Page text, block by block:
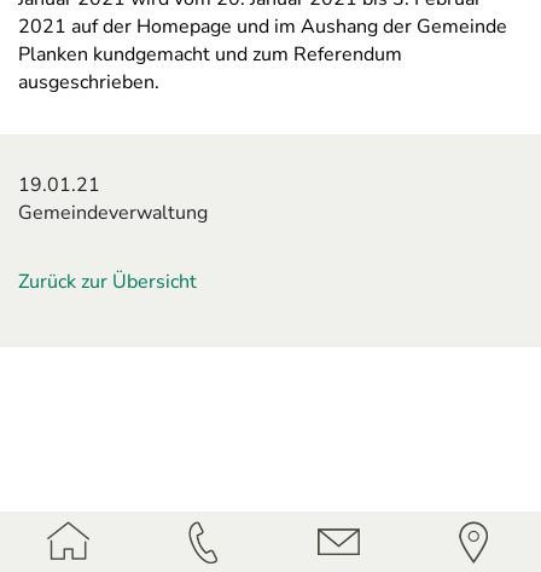
19.01.21
Gemeindeverwaltung
Zurück zur Übersicht
2021 auf der Homepage und im Aushang der Gemeinde
Planken kundgemacht und zum Referendum
ausgeschrieben.